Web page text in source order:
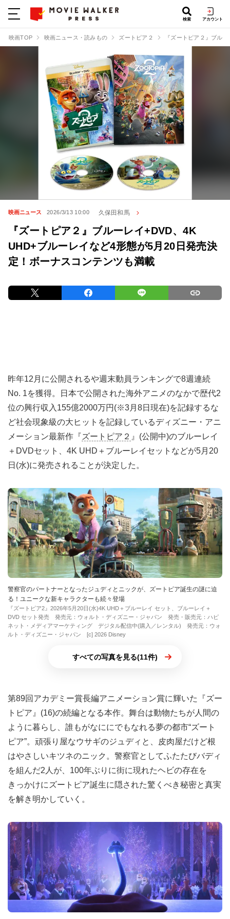
検索 アカウント
映画TOP 映画ニュース・読みもの ズートピア２ 『ズートピア２』ブル
映画ニュース 2026/3/13 10:00 久保田和馬
『ズートピア２』ブルーレイ+DVD、4K
UHD+ブルーレイなど4形態が5月20日発売決
定！ボーナスコンテンツも満載
昨年12月に公開されるや週末動員ランキングで8週連続
No. 1を獲得。日本で公開された海外アニメのなかで歴代2
位の興行収入155億2000万円(※3月8日現在)を記録するな
ど社会現象級の大ヒットを記録しているディズニー・アニ
メーション最新作『ズートピア２ 』(公開中)のブルーレイ
＋DVDセット、4K UHD＋ブルーレイセットなどが5月20
日(水)に発売されることが決定した。
警察官のパートナーとなったジュディとニックが、ズートピア誕生の謎に迫
る！ユニークな新キャラクターも続々登場
『ズートピア2』2026年5月20日(水)4K UHD＋ブルーレイ セット、ブルーレイ＋
DVD セット発売 発売元：ウォルト・ディズニー・ジャパン 発売・販売元：ハピ
ネット・メディアマーケティング デジタル配信中(購入／レンタル) 発売元：ウォ
ルト・ディズニー・ジャパン [c] 2026 Disney
すべての写真を見る(11件)
第89回アカデミー賞長編アニメーション賞に輝いた『ズー
トピア』(16)の続編となる本作。舞台は動物たちが人間の
ように暮らし、誰もがなににでもなれる夢の都市“ズート
ピア”。頑張り屋なウサギのジュディと、皮肉屋だけど根
はやさしいキツネのニック。警察官としてふたたびバディ
を組んだ2人が、100年ぶりに街に現れたヘビの存在を
きっかけにズートピア誕生に隠された驚くべき秘密と真実
を解き明かしていく。